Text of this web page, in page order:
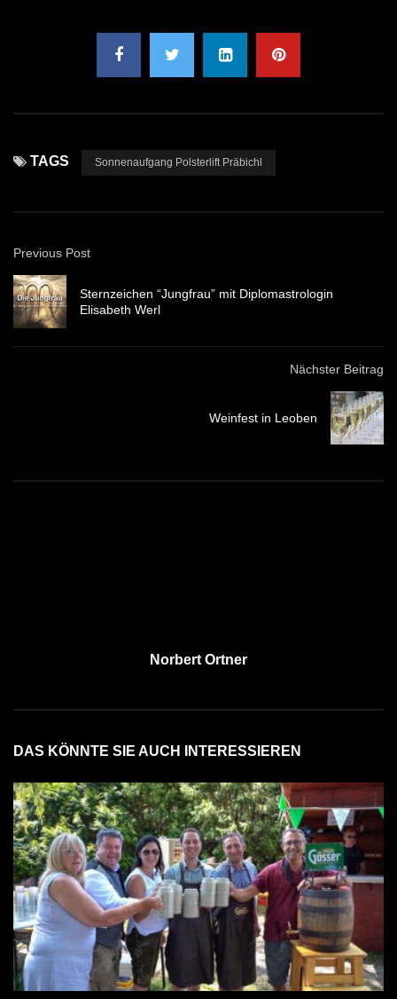
TAGS Sonnenaufgang Polsterlift Präbichl
Previous Post
Sternzeichen “Jungfrau” mit Diplomastrologin
Elisabeth Werl
Nächster Beitrag
Weinfest in Leoben
Norbert Ortner
DAS KÖNNTE SIE AUCH INTERESSIEREN